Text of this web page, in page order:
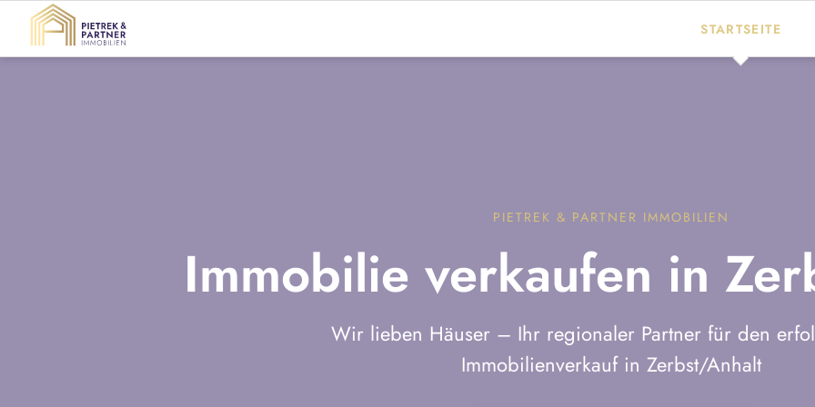
STARTSEITE
Immobilie verkaufen
Objekt News
PIETREK & PARTNER IMMOBILIEN
Immobilie verkaufen in
Wir lieben Häuser – Ihr regionaler Partner für den
Immobilienverkauf in Zerbst/Anhalt